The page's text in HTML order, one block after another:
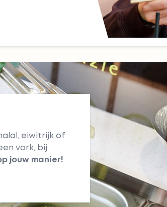
eiwitrijk of
vork, bij
jouw manier!